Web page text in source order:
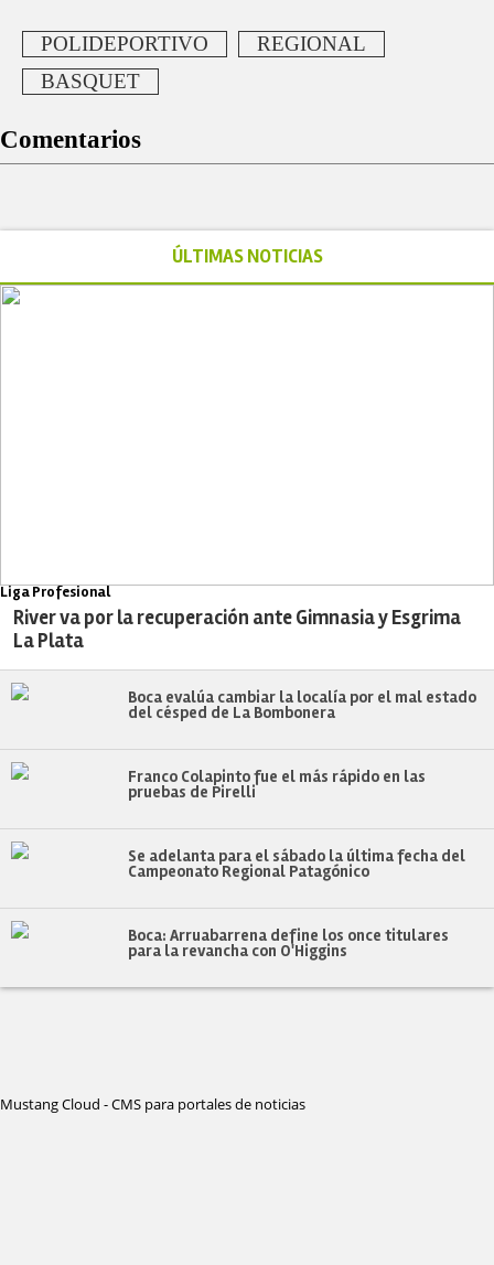
POLIDEPORTIVO
REGIONAL
BASQUET
Comentarios
ÚLTIMAS NOTICIAS
Liga Profesional
River va por la recuperación ante Gimnasia y Esgrima
La Plata
Boca evalúa cambiar la localía por el mal estado
del césped de La Bombonera
Franco Colapinto fue el más rápido en las
pruebas de Pirelli
Se adelanta para el sábado la última fecha del
Campeonato Regional Patagónico
Boca: Arruabarrena define los once titulares
para la revancha con O'Higgins
Mustang Cloud - CMS para portales de noticias